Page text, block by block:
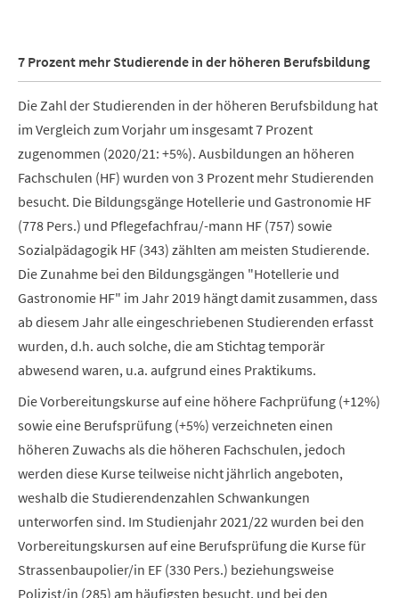
7 Prozent mehr Studierende in der höheren Berufsbildung
Die Zahl der Studierenden in der höheren Berufsbildung hat
im Vergleich zum Vorjahr um insgesamt 7 Prozent
zugenommen (2020/21: +5%). Ausbildungen an höheren
Fachschulen (HF) wurden von 3 Prozent mehr Studierenden
besucht. Die Bildungsgänge Hotellerie und Gastronomie HF
(778 Pers.) und Pflegefachfrau/-mann HF (757) sowie
Sozialpädagogik HF (343) zählten am meisten Studierende.
Die Zunahme bei den Bildungsgängen "Hotellerie und
Gastronomie HF" im Jahr 2019 hängt damit zusammen, dass
ab diesem Jahr alle eingeschriebenen Studierenden erfasst
wurden, d.h. auch solche, die am Stichtag temporär
abwesend waren, u.a. aufgrund eines Praktikums.
Die Vorbereitungskurse auf eine höhere Fachprüfung (+12%)
sowie eine Berufsprüfung (+5%) verzeichneten einen
höheren Zuwachs als die höheren Fachschulen, jedoch
werden diese Kurse teilweise nicht jährlich angeboten,
weshalb die Studierendenzahlen Schwankungen
unterworfen sind. Im Studienjahr 2021/22 wurden bei den
Vorbereitungskursen auf eine Berufsprüfung die Kurse für
Strassenbaupolier/in EF (330 Pers.) beziehungsweise
Polizist/in (285) am häufigsten besucht, und bei den